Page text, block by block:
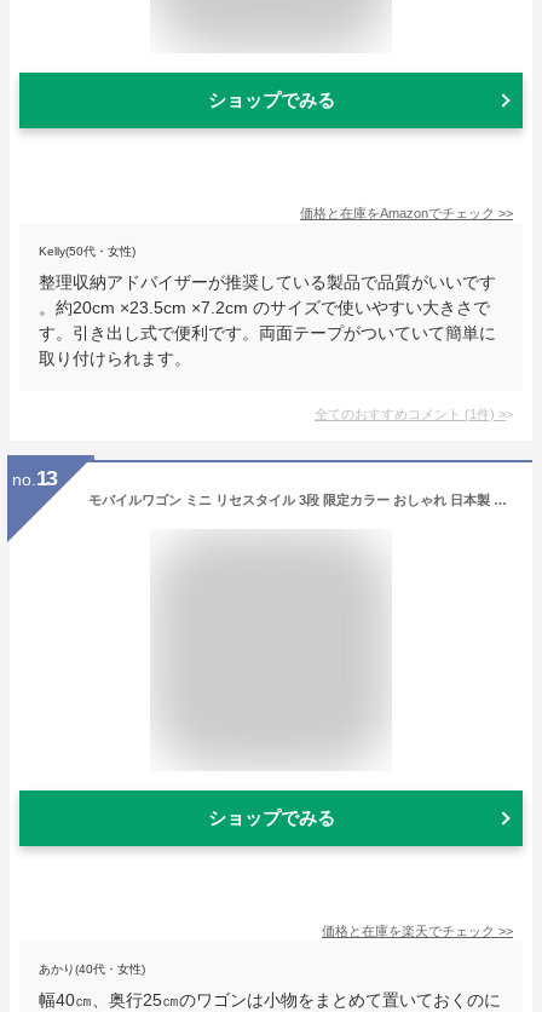
ショップでみる
価格と在庫をAmazonでチェック >>
Kelly(50代・女性)
整理収納アドバイザーが推奨している製品で品質がいいです
。約20cm ×23.5cm ×7.2cm のサイズで使いやすい大きさで
す。引き出し式で便利です。両面テープがついていて簡単に
取り付けられます。
全てのおすすめコメント (1件) >
no. 13
モバイルワゴン ミニ リセスタイル 3段 限定カラー おしゃれ 日本製 デスク下【送料無料】幅40cm×奥行25cm×高さ64.5cm JEJアステージ 小型 小さめ キャスター付き キッチン ワゴン 収納 おしゃれ キッチンワゴンカート キッチンラック ベビーワゴン キッチン収納 作業台
ショップでみる
価格と在庫を楽天でチェック >>
あかり(40代・女性)
幅40㎝、奥行25㎝のワゴンは小物をまとめて置いておくのに